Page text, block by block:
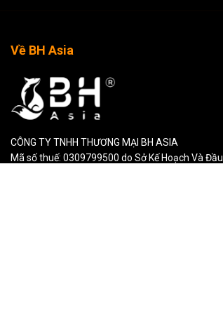
Về BH Asia
CÔNG TY TNHH THƯƠNG MẠI BH ASIA
Mã số thuế: 0309799500 do Sở Kế Hoạch Và Đầu